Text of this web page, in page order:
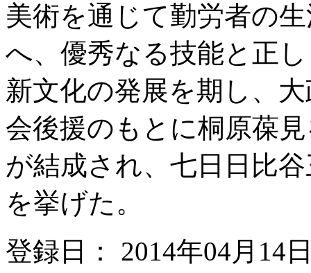
美術を通じて勤労者の
へ、優秀なる技能と正
新文化の発展を期し、
会後援のもとに桐原葆
が結成され、七日日比
を挙げた。
登録日： 2014年04月14